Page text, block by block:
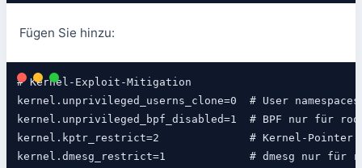
Fügen Sie hinzu:
# Kernel-Exploit-Mitigation
kernel.unprivileged_userns_clone=0  # User
kernel.unprivileged_bpf_disabled=1  # BPF nur für
kernel.kptr_restrict=2              # Kernel-Pointer
kernel.dmesg_restrict=1             # dmesg nur für